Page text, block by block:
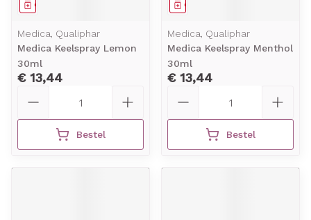
Geneesmiddel
Medica, Qualiphar
Medica Keelspray Lemon
30ml
€ 13,44
Bestel
Geneesmiddel
Medica, Qualiphar
Medica Keelspray Menthol
30ml
€ 13,44
Bestel